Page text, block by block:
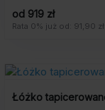
od 919 zł
Rata 0% już od: 91,90 zł
Łóżko